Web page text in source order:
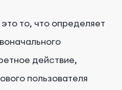
то, что определяет
действие,
пользователя